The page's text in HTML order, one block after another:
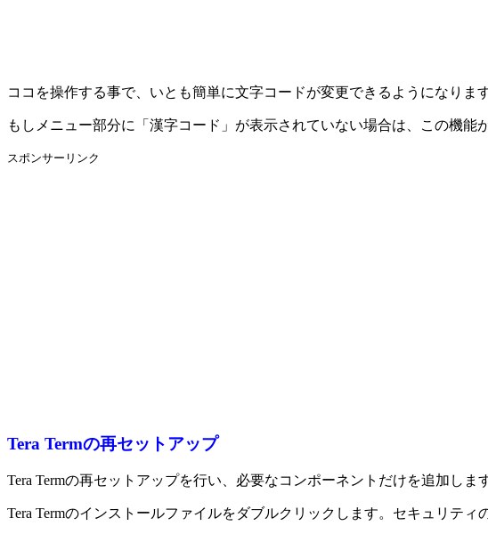
ココを操作する事で、いとも簡単に文字コードが変更できるようになります
もしメニュー部分に「漢字コード」が表示されていない場合は、この機能
スポンサーリンク
Tera Termの再セットアップ
Tera Termの再セットアップを行い、必要なコンポーネントだけを追加し
Tera Termのインストールファイルをダブルクリックします。セキュリテ